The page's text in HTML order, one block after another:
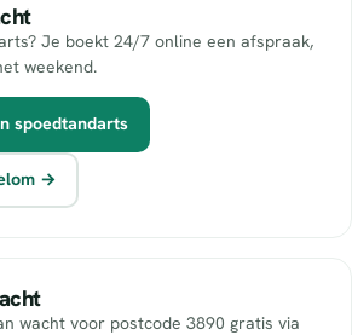
Je boekt 24/7 online een afspraak,
weekend.
spoedtandarts
→
wacht voor postcode 3890 gratis via